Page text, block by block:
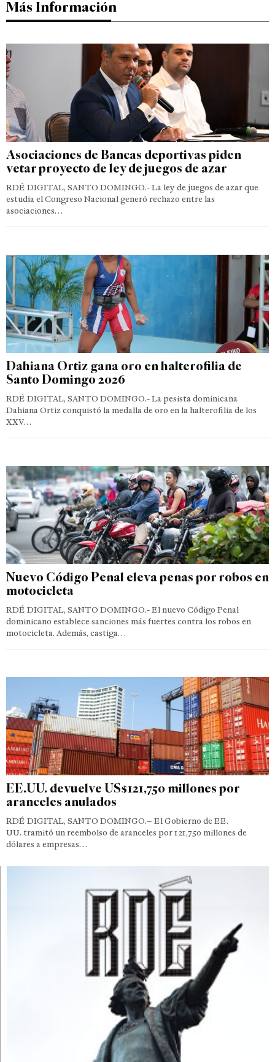
Más Información
Asociaciones de Bancas deportivas piden
vetar proyecto de ley de juegos de azar
RDÉ DIGITAL, SANTO DOMINGO.- La ley de juegos de azar que
estudia el Congreso Nacional generó rechazo entre las
asociaciones…
Dahiana Ortiz gana oro en halterofilia de
Santo Domingo 2026
RDÉ DIGITAL, SANTO DOMINGO.- La pesista dominicana
Dahiana Ortiz conquistó la medalla de oro en la halterofilia de los
XXV…
Nuevo Código Penal eleva penas por robos en
motocicleta
RDÉ DIGITAL, SANTO DOMINGO.- El nuevo Código Penal
dominicano establece sanciones más fuertes contra los robos en
motocicleta. Además, castiga…
EE.UU. devuelve US$121,750 millones por
aranceles anulados
RDÉ DIGITAL, SANTO DOMINGO.– El Gobierno de EE.
UU. tramitó un reembolso de aranceles por 121,750 millones de
dólares a empresas…